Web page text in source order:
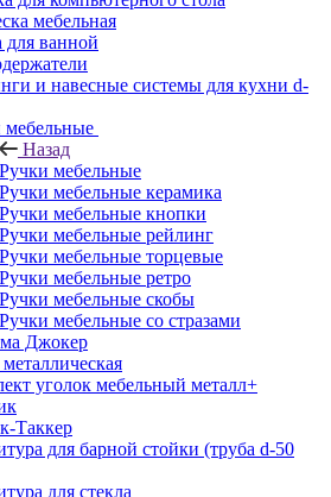
мебельная
для ванной
и навесные системы для кухни d-
мебельные
Назад
Ручки мебельные
Ручки мебельные керамика
Ручки мебельные кнопки
Ручки мебельные рейлинг
Ручки мебельные торцевые
Ручки мебельные ретро
Ручки мебельные скобы
Ручки мебельные со стразами
Джокер
уголок мебельный металл+
Таккер
для барной стойки (труба d-50
для стекла